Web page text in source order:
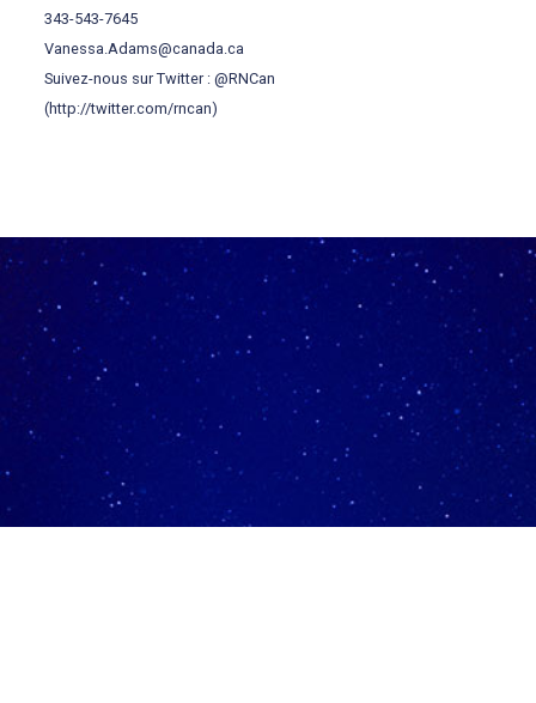
343-543-7645
Vanessa.Adams@canada.ca
Suivez-nous sur Twitter : @RNCan
(http://twitter.com/rncan)